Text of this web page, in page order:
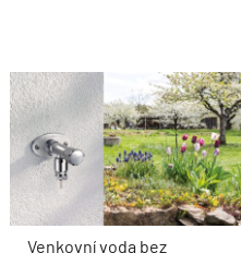
Venkovní voda bez